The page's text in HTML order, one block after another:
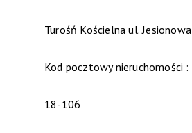
Turośń Kościelna ul. Jesionowa
Kod pocztowy nieruchomości :
18-106